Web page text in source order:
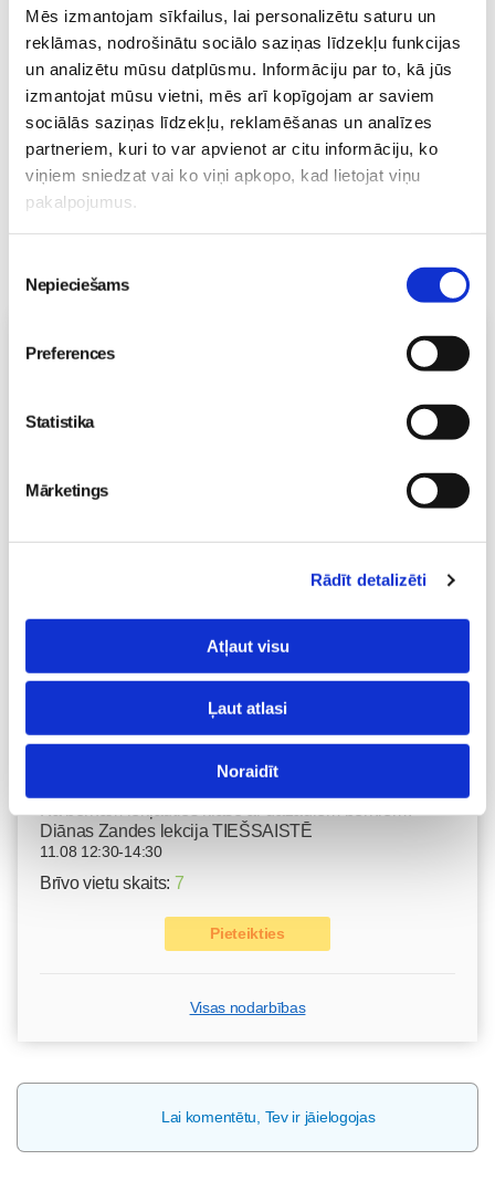
Mēs izmantojam sīkfailus, lai personalizētu saturu un
reklāmas, nodrošinātu sociālo saziņas līdzekļu funkcijas
un analizētu mūsu datplūsmu. Informāciju par to, kā jūs
izmantojat mūsu vietni, mēs arī kopīgojam ar saviem
sociālās saziņas līdzekļu, reklamēšanas un analīzes
partneriem, kuri to var apvienot ar citu informāciju, ko
viņiem sniedzat vai ko viņi apkopo, kad lietojat viņu
pakalpojumus.
izvēle
Nepieciešams
Preferences
Statistika
Mārketings
Rādīt detalizēti
Atļaut visu
Ļaut atlasi
Noraidīt
23. May 09:55
Grūtnieču masāža, pēcdzemdību masāža, ķermeņa
Gerasimenko
Izpārdots
Nodarbības citā laikā
Brīvo vietu skaits:9
Pieteikties
Diānas Zandes lekcija TIEŠSAISTĒ
11.08 12:30-14:30
Brīvo vietu skaits: 7
Pieteikties
Visas nodarbības
Lai komentētu, Tev ir jāielogojas